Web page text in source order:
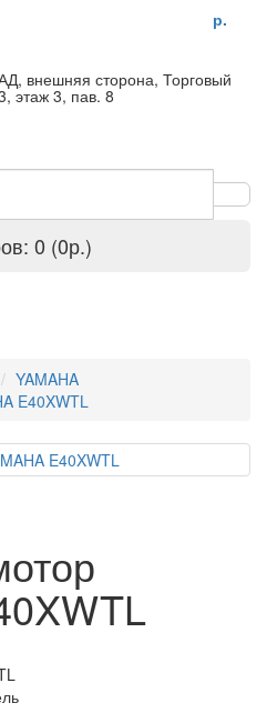
р.
внешняя сторона, Торговый
этаж 3, пав. 8
0 (0р.)
YAMAHA
E40XWTL